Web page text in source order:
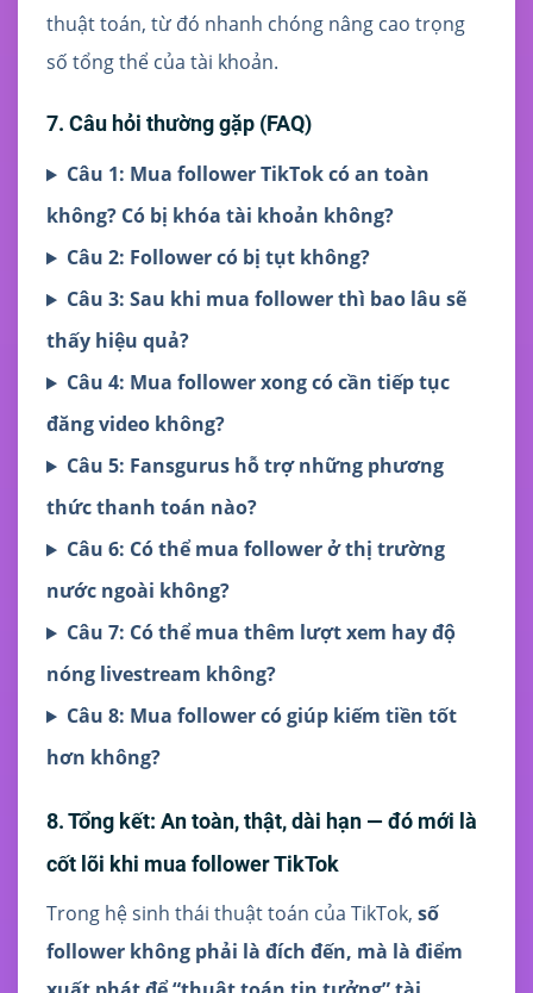
thuật toán, từ đó nhanh chóng nâng cao trọng
số tổng thể của tài khoản.
7. Câu hỏi thường gặp (FAQ)
Câu 1: Mua follower TikTok có an toàn
không? Có bị khóa tài khoản không?
Câu 2: Follower có bị tụt không?
Câu 3: Sau khi mua follower thì bao lâu sẽ
thấy hiệu quả?
Câu 4: Mua follower xong có cần tiếp tục
đăng video không?
Câu 5: Fansgurus hỗ trợ những phương
thức thanh toán nào?
Câu 6: Có thể mua follower ở thị trường
nước ngoài không?
Câu 7: Có thể mua thêm lượt xem hay độ
nóng livestream không?
Câu 8: Mua follower có giúp kiếm tiền tốt
hơn không?
8. Tổng kết: An toàn, thật, dài hạn — đó mới là
cốt lõi khi mua follower TikTok
Trong hệ sinh thái thuật toán của TikTok, số
follower không phải là đích đến, mà là điểm